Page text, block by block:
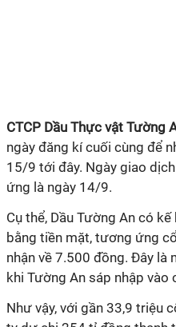
CTCP Dầu Thực vật Tường
ngày đăng kí cuối cùng để
15/9 tới đây. Ngày giao
ứng là ngày 14/9.
Cụ thể, Dầu Tường An có
bằng tiền mặt, tương ứng
nhận về 7.500 đồng. Đây
khi Tường An sáp nhập vào
Như vậy, với gần 33,9 triệu